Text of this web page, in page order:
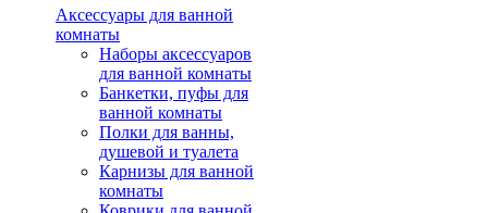
Аксессуары для ванной
комнаты
Наборы аксессуаров
для ванной комнаты
Банкетки, пуфы для
ванной комнаты
Полки для ванны,
душевой и туалета
Карнизы для ванной
комнаты